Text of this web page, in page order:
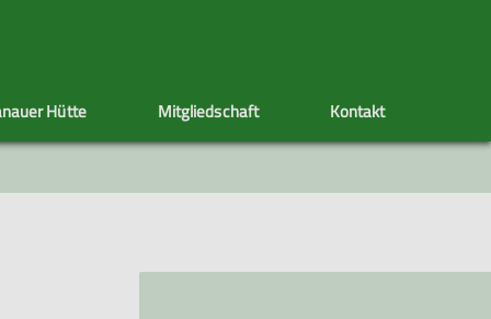
Artikel schreiben
Sektionstermine Ehrenamt
Klettersteig
Hütte Mitgliedschaft
Adressänderung Satzung
Kontakt